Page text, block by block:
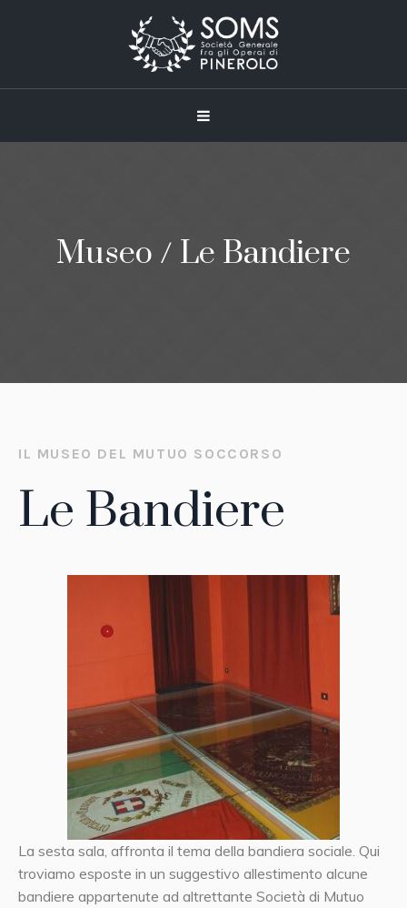
Museo / Le Bandiere
IL MUSEO DEL MUTUO SOCCORSO
Le Bandiere
La sesta sala, affronta il tema della bandiera sociale. Qui
troviamo esposte in un suggestivo allestimento alcune
bandiere appartenute ad altrettante Società di Mutuo